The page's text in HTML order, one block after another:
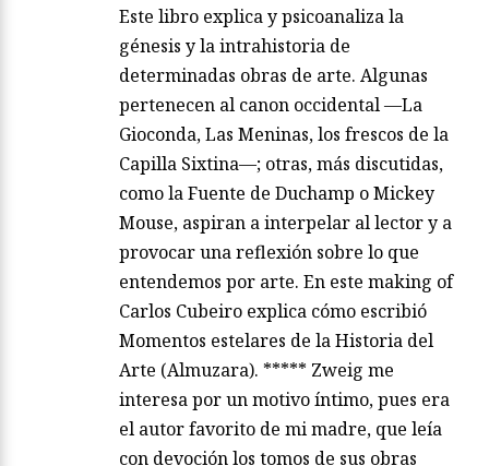
Este libro explica y psicoanaliza la
génesis y la intrahistoria de
determinadas obras de arte. Algunas
pertenecen al canon occidental —La
Gioconda, Las Meninas, los frescos de la
Capilla Sixtina—; otras, más discutidas,
como la Fuente de Duchamp o Mickey
Mouse, aspiran a interpelar al lector y a
provocar una reflexión sobre lo que
entendemos por arte. En este making of
Carlos Cubeiro explica cómo escribió
Momentos estelares de la Historia del
Arte (Almuzara). ***** Zweig me
interesa por un motivo íntimo, pues era
el autor favorito de mi madre, que leía
con devoción los tomos de sus obras